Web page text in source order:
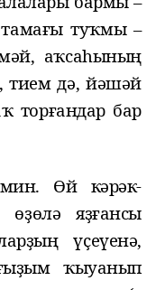
туҡмы –
, аҡсаһының
тием дә, йәшәй
торғандар бар
Өй кәрәк-
яҙғансы
үҫеүенә,
ҡыуанып